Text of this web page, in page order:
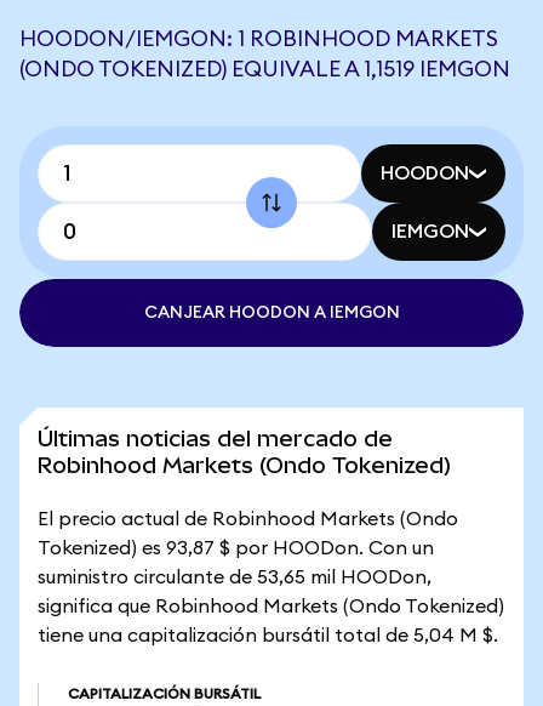
HOODON/IEMGON: 1 ROBINHOOD MARKETS
(ONDO TOKENIZED) EQUIVALE A 1,1519 IEMGON
HOODON
IEMGON
CANJEAR HOODON A IEMGON
Últimas noticias del mercado de
Robinhood Markets (Ondo Tokenized)
El precio actual de Robinhood Markets (Ondo
Tokenized) es 93,87 $ por HOODon. Con un
suministro circulante de 53,65 mil HOODon,
significa que Robinhood Markets (Ondo Tokenized)
tiene una capitalización bursátil total de 5,04 M $.
CAPITALIZACIÓN BURSÁTIL